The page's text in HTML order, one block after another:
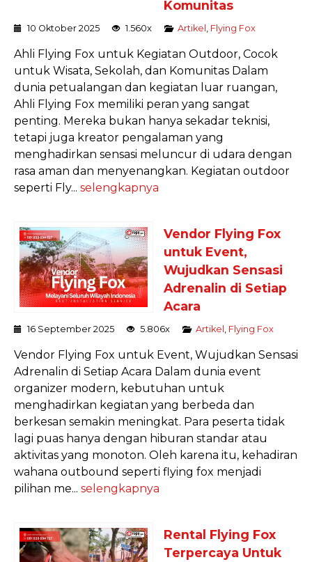
Komunitas
10 Oktober 2025 1.560x Artikel Flying Fox
Ahli Flying Fox untuk Kegiatan Outdoor, Cocok
untuk Wisata, Sekolah, dan Komunitas Dalam
dunia petualangan dan kegiatan luar ruangan,
Ahli Flying Fox memiliki peran yang sangat
penting. Mereka bukan hanya sekadar teknisi,
tetapi juga kreator pengalaman yang
menghadirkan sensasi meluncur di udara dengan
rasa aman dan menyenangkan. Kegiatan outdoor
seperti Fly... selengkapnya
Vendor Flying Fox
untuk Event,
Wujudkan Sensasi
Adrenalin di Setiap
Acara
16 September 2025 5.806x Artikel Flying Fox
Vendor Flying Fox untuk Event, Wujudkan Sensasi
Adrenalin di Setiap Acara Dalam dunia event
organizer modern, kebutuhan untuk
menghadirkan kegiatan yang berbeda dan
berkesan semakin meningkat. Para peserta tidak
lagi puas hanya dengan hiburan standar atau
aktivitas yang monoton. Oleh karena itu, kehadiran
wahana outbound seperti flying fox menjadi
pilihan me... selengkapnya
Rental Flying Fox
Terpercaya Untuk